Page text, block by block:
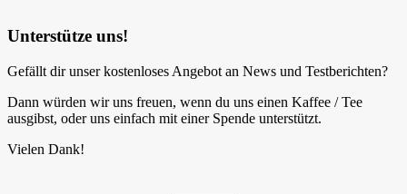
Unterstütze uns!
Gefällt dir unser kostenloses Angebot an News und Testberichten?
Dann würden wir uns freuen, wenn du uns einen Kaffee / Tee
ausgibst, oder uns einfach mit einer Spende unterstützt.
Vielen Dank!